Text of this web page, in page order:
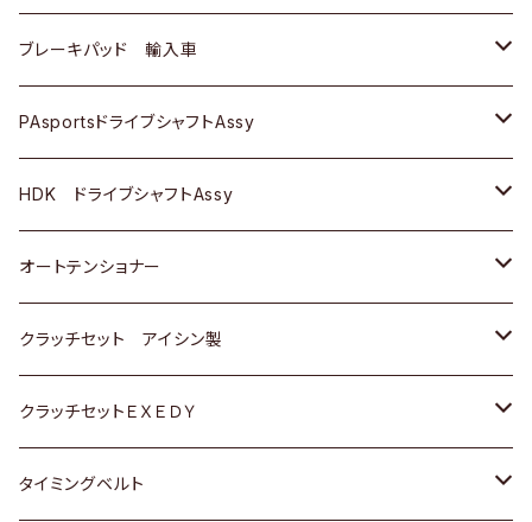
三菱
スバル
ＢＥＮＺ
三菱
スバル
マツダ
三菱
スバル
ダイハツ
マツダ
三菱
スバル
日産
ダイハツ
マツダ
三菱
スバル
日産
ダイハツ
マツダ
三菱
スバル
ホンダ
スズキ
日産
いすゞ
ダイハツ
マツダ
三菱
ＡＵＤＩ
ＢＥＮＺ
ＢＭＷ
GOLF
ＷＡＧＥＮ
アストロ（シボレー）
クライスラー
ブレーキパッド 輸入車
ＢＥＮＺ
ＢＭＷ
ＷＡＧＥＮ
ＶＯＬＶＯ
PAsportsドライブシャフトAssy
トヨタ
ホンダ
スズキ
日産
ダイハツ
HDK ドライブシャフトAssy
スズキ
ダイハツ
日産
ホンダ
オートテンショナー
トヨタ
クラッチセット アイシン製
ホンダ
スズキ
クラッチセットＥＸＥＤＹ
ホンダ
タイミングベルト